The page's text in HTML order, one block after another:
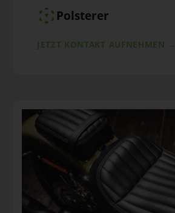
Polsterer
JETZT KONTAKT AUFNEHMEN →